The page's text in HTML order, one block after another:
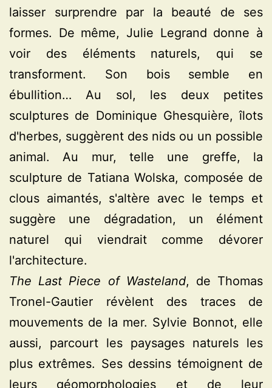
laisser surprendre par la beauté de ses
formes. De même, Julie Legrand donne à
voir des éléments naturels, qui se
transforment. Son bois semble en
ébullition… Au sol, les deux petites
sculptures de Dominique Ghesquière, îlots
d'herbes, suggèrent des nids ou un possible
animal. Au mur, telle une greffe, la
sculpture de Tatiana Wolska, composée de
clous aimantés, s'altère avec le temps et
suggère une dégradation, un élément
naturel qui viendrait comme dévorer
l'architecture.
The Last Piece of Wasteland, de Thomas
Tronel-Gautier révèlent des traces de
mouvements de la mer. Sylvie Bonnot, elle
aussi, parcourt les paysages naturels les
plus extrêmes. Ses dessins témoignent de
leurs géomorphologies et de leur